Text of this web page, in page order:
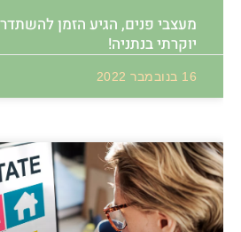
מעצבי פנים, הגיע הזמן
יוקרתי בנתניה!
16 בנובמבר 2022